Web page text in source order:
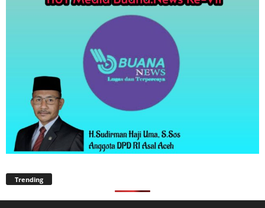
Trending